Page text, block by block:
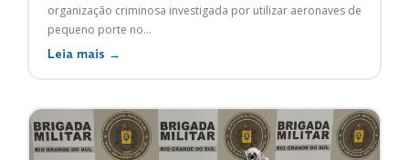
organização criminosa investigada por utilizar aeronaves de
pequeno porte no...
Leia mais →